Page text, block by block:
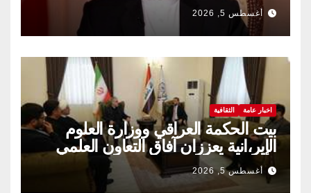
أغسطس 5, 2026
اخبار عامة الثقافية
بيت الحكمة العراقي ووزارة العلوم
الإير،انية يعززان آفاق التعاون العلمي
والثقافي.
أغسطس 5, 2026